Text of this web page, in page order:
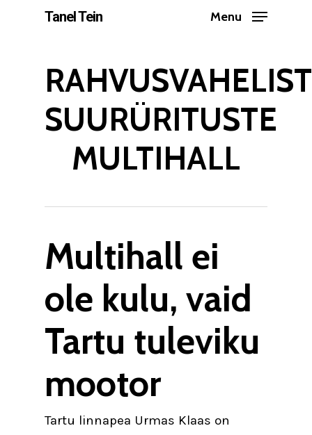
Tanel Tein Menu
SUURÜRITUSTE
MULTIHALL
Multihall ei
ole kulu, vaid
Tartu tuleviku
mootor
Tartu linnapea Urmas Klaas on
Menu